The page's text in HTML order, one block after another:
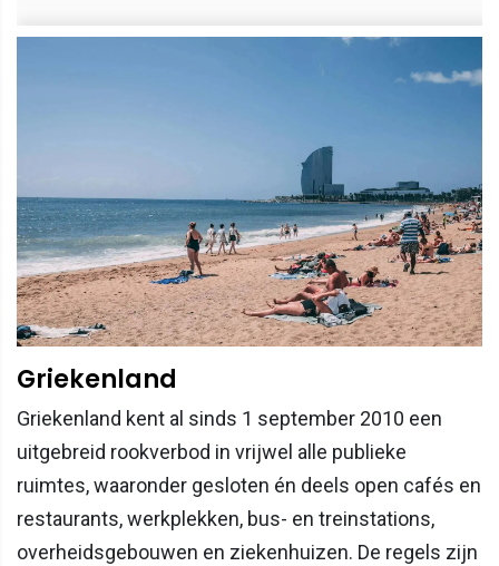
Griekenland
Griekenland kent al sinds 1 september 2010 een
uitgebreid rookverbod in vrijwel alle publieke
ruimtes, waaronder gesloten én deels open cafés en
restaurants, werkplekken, bus- en treinstations,
overheidsgebouwen en ziekenhuizen. De regels zijn